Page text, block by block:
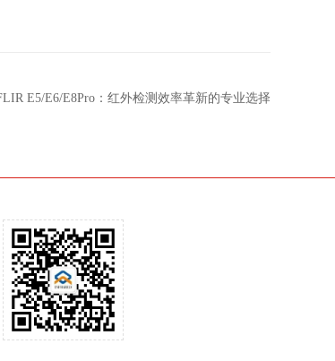
E5/E6/E8Pro：红外检测效率革新的专业选择